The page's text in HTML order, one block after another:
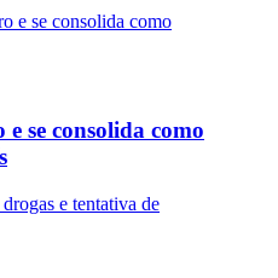
se consolida como